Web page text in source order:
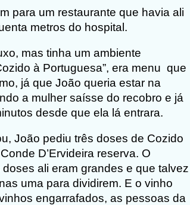
para um restaurante que havia ali
metros do hospital.
mas tinha um ambiente
à Portuguesa”, era menu que
já que João queria estar na
a mulher saísse do recobro e já
desde que ela lá entrara.
João pediu três doses de Cozido
D’Ervideira reserva. O
ali eram grandes e que talvez
uma para dividirem. E o vinho
engarrafados, as pessoas da